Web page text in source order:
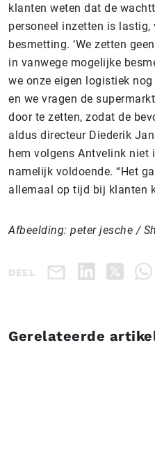
klanten weten dat de
personeel inzetten is
besmetting. ‘We zetten
in vanwege mogelijke
we onze eigen logistiek
en we vragen de
door te zetten, zodat de
aldus directeur Diederik
hem volgens Antvelink niet
namelijk voldoende. “Het
allemaal op tijd bij klanten
Afbeelding: peter jesche /
DEEL
Gerelateerde